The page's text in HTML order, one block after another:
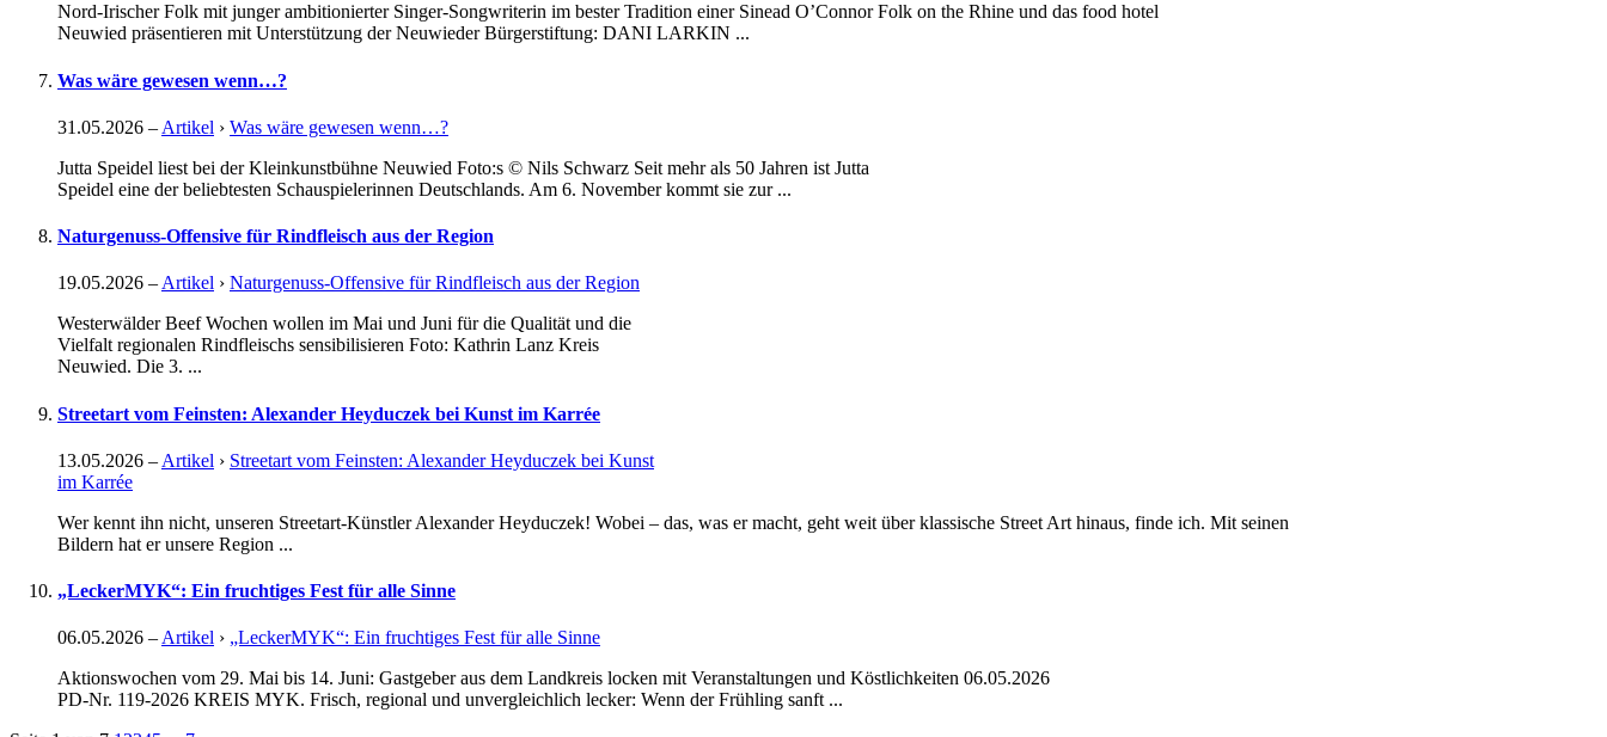
Nord-Irischer Folk mit junger ambitionierter Singer-Songwriterin im bester Tradition einer Sinead O’Connor Folk on the Rhine und das food hotel
Neuwied präsentieren mit Unterstützung der Neuwieder Bürgerstiftung: DANI LARKIN ...
Was wäre gewesen wenn…?
31.05.2026 – Artikel › Was wäre gewesen wenn…?
Jutta Speidel liest bei der Kleinkunstbühne Neuwied Foto:s © Nils Schwarz Seit mehr als 50 Jahren ist Jutta
Speidel eine der beliebtesten Schauspielerinnen Deutschlands. Am 6. November kommt sie zur ...
Naturgenuss-Offensive für Rindfleisch aus der Region
19.05.2026 – Artikel › Naturgenuss-Offensive für Rindfleisch aus der Region
Westerwälder Beef Wochen wollen im Mai und Juni für die Qualität und die
Vielfalt regionalen Rindfleischs sensibilisieren Foto: Kathrin Lanz Kreis
Neuwied. Die 3. ...
Streetart vom Feinsten: Alexander Heyduczek bei Kunst im Karrée
13.05.2026 – Artikel › Streetart vom Feinsten: Alexander Heyduczek bei Kunst
im Karrée
Wer kennt ihn nicht, unseren Streetart-Künstler Alexander Heyduczek! Wobei – das, was er macht, geht weit über klassische Street Art hinaus, finde ich. Mit seinen
Bildern hat er unsere Region ...
„LeckerMYK“: Ein fruchtiges Fest für alle Sinne
06.05.2026 –Artikel › „LeckerMYK“: Ein fruchtiges Fest für alle Sinne
Aktionswochen vom 29. Mai bis 14. Juni: Gastgeber aus dem Landkreis locken mit Veranstaltungen und Köstlichkeiten 06.05.2026
PD-Nr. 119-2026 KREIS MYK. Frisch, regional und unvergleichlich lecker: Wenn der Frühling sanft ...